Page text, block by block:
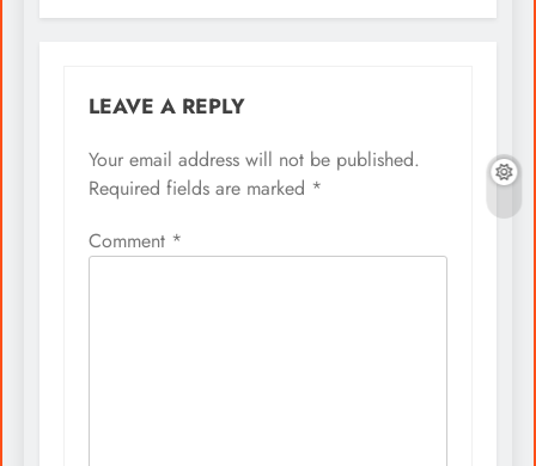
LEAVE A REPLY
Your email address will not be published.
Required fields are marked *
Comment *